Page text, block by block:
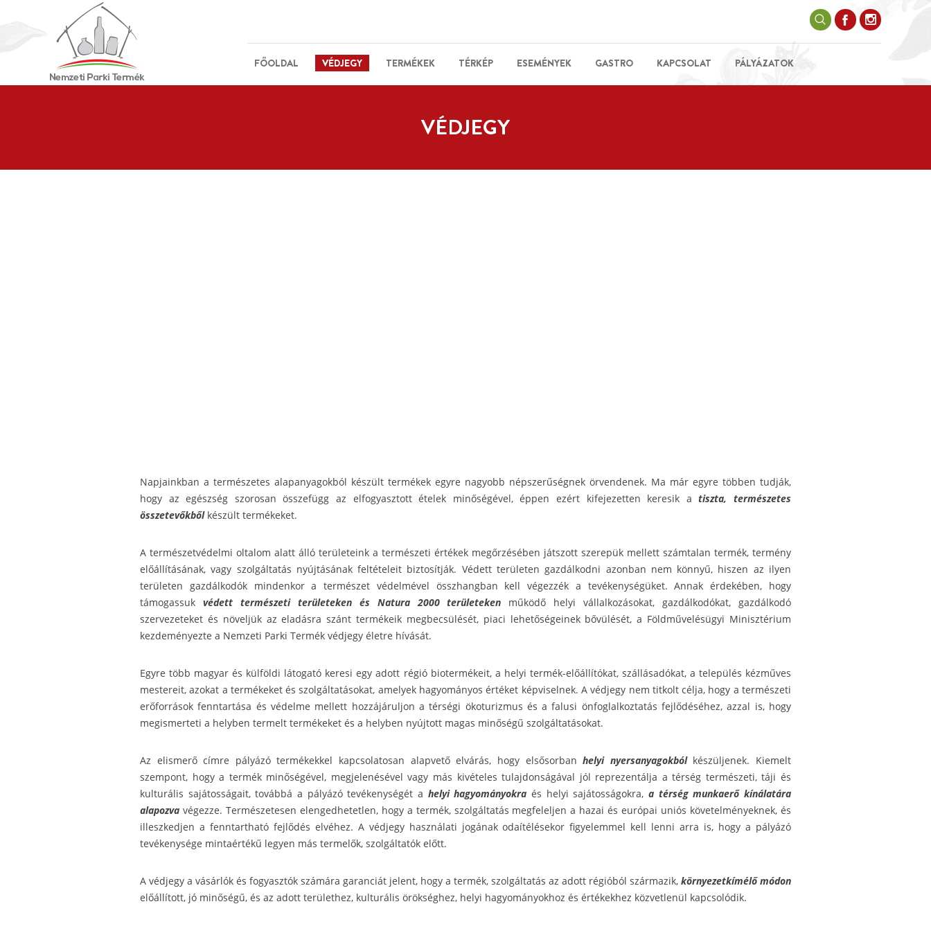
FŐOLDAL VÉDJEGY TERMÉKEK TÉRKÉP ESEMÉNYEK GASTRO KAPCSOLAT PÁLYÁZATOK
VÉDJEGY
Napjainkban a természetes alapanyagokból készült termékek egyre nagyobb népszerűségnek örvendenek. Ma már egyre többen tudják,
hogy az egészség szorosan összefügg az elfogyasztott ételek minőségével, éppen ezért kifejezetten keresik atiszta, természetes
összetevőkbőlkészült termékeket.
A természetvédelmi oltalom alatt álló területeink a természeti értékek megőrzésében játszott szerepük mellett számtalan termék, termény
előállításának, vagy szolgáltatás nyújtásának feltételeit biztosítják. Védett területen gazdálkodni azonban nem könnyű, hiszen az ilyen
területen gazdálkodók mindenkor a természet védelmével összhangban kell végezzék a tevékenységüket. Annak érdekében, hogy
támogassuk védett természeti területeken és Natura 2000 területeken működő helyi vállalkozásokat, gazdálkodókat, gazdálkodó
szervezeteket és növeljük az eladásra szánt termékeik megbecsülését, piaci lehetőségeinek bővülését, a Földművelésügyi Minisztérium
kezdeményezte a Nemzeti Parki Termék védjegy életre hívását.
Egyre több magyar és külföldi látogató keresi egy adott régió biotermékeit, a helyi termék-előállítókat, szállásadókat, a település kézműves
mestereit, azokat a termékeket és szolgáltatásokat, amelyek hagyományos értéket képviselnek. A védjegy nem titkolt célja, hogy a természeti
erőforrások fenntartása és védelme mellett hozzájáruljon a térségi ökoturizmus és a falusi önfoglalkoztatás fejlődéséhez, azzal is, hogy
megismerteti a helyben termelt termékeket és a helyben nyújtott magas minőségű szolgáltatásokat.
Az elismerő címre pályázó termékekkel kapcsolatosan alapvető elvárás, hogy elsősorbanhelyi nyersanyagokbólkészüljenek. Kiemelt
szempont, hogy a termék minőségével, megjelenésével vagy más kivételes tulajdonságával jól reprezentálja a térség természeti, táji és
kulturális sajátosságait, továbbá a pályázó tevékenységét a helyi hagyományokra és helyi sajátosságokra,a térség munkaerő kínálatára
alapozva végezze. Természetesen elengedhetetlen, hogy a termék, szolgáltatás megfeleljen a hazai és európai uniós követelményeknek, és
illeszkedjen a fenntartható fejlődés elvéhez. A védjegy használati jogának odaítélésekor figyelemmel kell lenni arra is, hogy a pályázó
tevékenysége mintaértékű legyen más termelők, szolgáltatók előtt.
A védjegy a vásárlók és fogyasztók számára garanciát jelent, hogy a termék, szolgáltatás az adott régióból származik, környezetkímélő módon
előállított, jó minőségű, és az adott területhez, kulturális örökséghez, helyi hagyományokhoz és értékekhez közvetlenül kapcsolódik.